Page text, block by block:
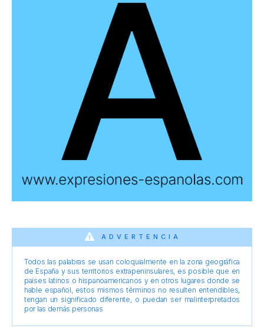
ADVERTENCIA
Todos las palabras se usan coloquialmente en la zona geográfica
de España y sus territorios extrapeninsulares, es posible que en
países latinos o hispanoamericanos y en otros lugares donde se
hable español, estos mismos términos no resulten entendibles,
tengan un significado diferente, o puedan ser malinterpretados
por las demás personas